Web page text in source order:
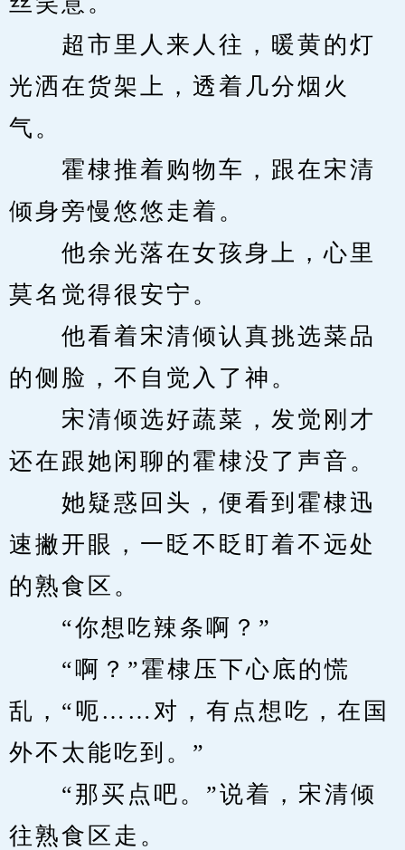
超市里人来人往，暖黄的灯
光洒在货架上，透着几分烟火
气。
霍棣推着购物车，跟在宋清
倾身旁慢悠悠走着。
他余光落在女孩身上，心里
莫名觉得很安宁。
他看着宋清倾认真挑选菜品
的侧脸，不自觉入了神。
宋清倾选好蔬菜，发觉刚才
还在跟她闲聊的霍棣没了声音。
她疑惑回头，便看到霍棣迅
速撇开眼，一眨不眨盯着不远处
的熟食区。
“你想吃辣条啊？”
“啊？”霍棣压下心底的慌
乱，“呃……对，有点想吃，在国
外不太能吃到。”
“那买点吧。”说着，宋清倾
往熟食区走。